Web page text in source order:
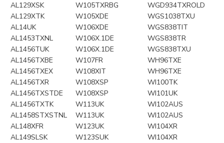
AL129XSK
W105TXRBG
WGD934TXROLD
AL129XTK
W105XDE
WGS1038TXU
AL14UK
W106XDE
WGS838TIT
AL1453TXNL
W106X.1DE
WGS838TR
AL1456TUK
W106X.1DE
WGS838TXU
AL1456TXBE
W107FR
WH96TXE
AL1456TXEX
W108XIT
WH96TXE
AL1456TXR
W108XSP
WI100TK
AL1456TXSTDE
W108XSP
WI101UK
AL1456TXTK
W113UK
WI102AUS
AL1458STXSTNL
W113UK
WI102AUS
AL148XFR
W123UK
WI104XR
AL149SLSK
W123SUK
WI104XR